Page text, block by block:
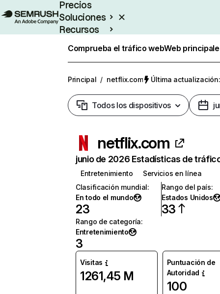
Precios
Soluciones
Recursos
Comprueba el tráfico webWeb
Principal / netflix.com Última
Todos los dispositivos
netflix.com
junio de 2026 Estadísticas de
Entretenimiento
Servicios en línea
Clasificación mundial:
En todo el mundo
23
Rango del país:
Estados Unidos
33
Rango de categoría:
Entretenimiento
3
Visitas
1261,45 M
Puntuación de
Autoridad
100